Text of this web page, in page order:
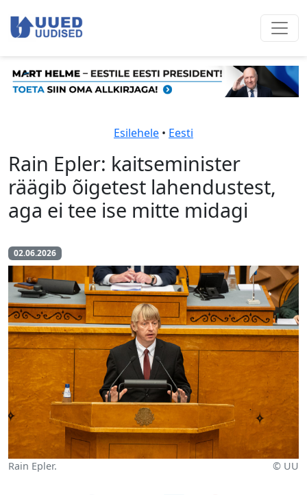
Esilehele • Eesti
Rain Epler: kaitseminister
räägib õigetest lahendustest,
aga ei tee ise mitte midagi
02.06.2026
Rain Epler. © UU